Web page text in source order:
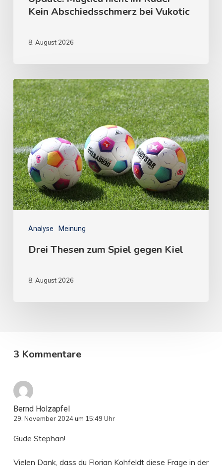
Kein Abschiedsschmerz bei Vukotic
8. August 2026
Analyse Meinung
Drei Thesen zum Spiel gegen Kiel
8. August 2026
3 Kommentare
Bernd Holzapfel
29. November 2024 um 15:49 Uhr
Gude Stephan!
Vielen Dank, dass du Florian Kohfeldt diese Frage in der